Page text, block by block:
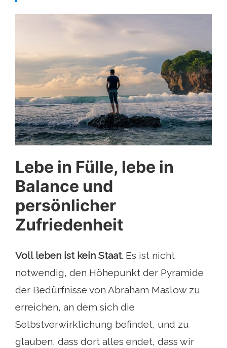
Lebe in Fülle, lebe in
Balance und
persönlicher
Zufriedenheit
Voll leben ist kein Staat. Es ist nicht
notwendig, den Höhepunkt der Pyramide
der Bedürfnisse von Abraham Maslow zu
erreichen, an dem sich die
Selbstverwirklichung befindet, und zu
glauben, dass dort alles endet, dass wir